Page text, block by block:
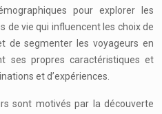
pour explorer les
de vie qui influencent les choix de
de segmenter les voyageurs en
ses propres caractéristiques et
et d’expériences.
sont motivés par la découverte